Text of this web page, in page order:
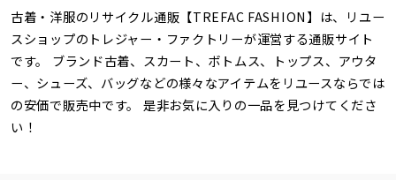
古着・洋服のリサイクル通販【TREFAC FASHION】は、リユー
スショップのトレジャー・ファクトリーが運営する通販サイト
です。 ブランド古着、スカート、ボトムス、トップス、アウタ
ー、シューズ、バッグなどの様々なアイテムをリユースならでは
の安価で販売中です。 是非お気に入りの一品を見つけてくださ
い！